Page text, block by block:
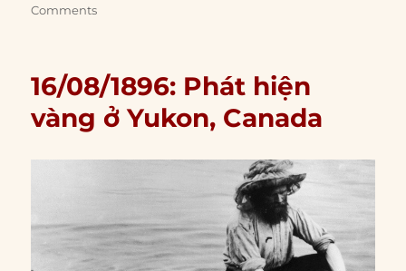
Comments
16/08/1896: Phát hiện
vàng ở Yukon, Canada